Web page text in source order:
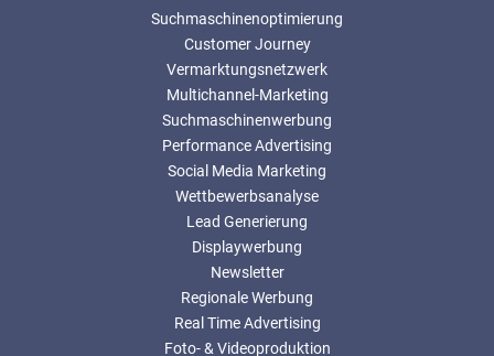
Suchmaschinenoptimierung
Customer Journey
Vermarktungsnetzwerk
Multichannel-Marketing
Suchmaschinenwerbung
Performance Advertising
Social Media Marketing
Wettbewerbsanalyse
Lead Generierung
Displaywerbung
Newsletter
Regionale Werbung
Real Time Advertising
Foto- & Videoproduktion